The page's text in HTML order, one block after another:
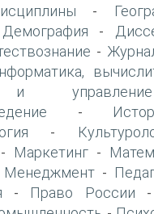
-
Демография -
-
и управление
-
-
- Маркетинг -
Менеджмент -
- Право России